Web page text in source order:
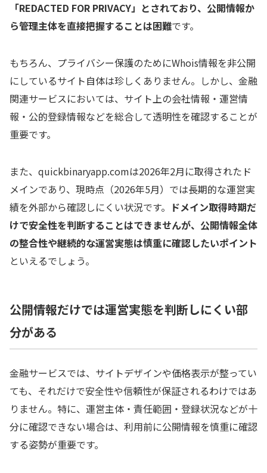
「REDACTED FOR PRIVACY」とされており、公開情報か
ら管理主体を直接把握することは困難です。
もちろん、プライバシー保護のためにWhois情報を非公開
にしているサイト自体は珍しくありません。しかし、金融
関連サービスにおいては、サイト上の会社情報・運営情
報・公的登録情報などを総合して透明性を確認することが
重要です。
また、quickbinaryapp.comは2026年2月に取得されたド
メインであり、現時点（2026年5月）では長期的な運営実
績を外部から確認しにくい状況です。 ドメイン取得時期だ
けで安全性を判断することはできませんが、公開情報全体
の整合性や継続的な運営実態は慎重に確認したいポイント
といえるでしょう。
公開情報だけでは運営実態を判断しにくい部
分がある
金融サービスでは、サイトデザインや価格表示が整ってい
ても、それだけで安全性や信頼性が保証されるわけではあ
りません。特に、運営主体・責任範囲・登録状況などが十
分に確認できない場合は、利用前に公開情報を慎重に確認
する姿勢が重要です。